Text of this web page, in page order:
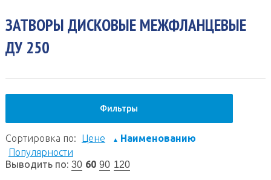
ЗАТВОРЫ ДИСКОВЫЕ МЕЖФЛАНЦЕВЫЕ
ДУ 250
Фильтры
Сортировка по: Цене ▲ Наименованию
Популярности
Выводить по: 30 60 90 120